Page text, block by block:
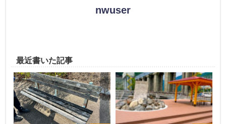
nwuser
最近書いた記事